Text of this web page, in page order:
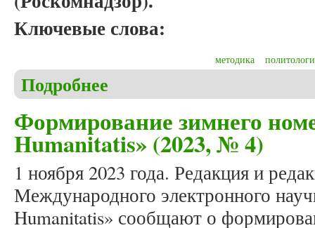
Ключевые слова:
методика
Подробнее
Формирование зимнего
Humanitatis» (2023, № 4)
1 ноября 2023 года. Редакция и
Международного электронного
Humanitatis» сообщают о